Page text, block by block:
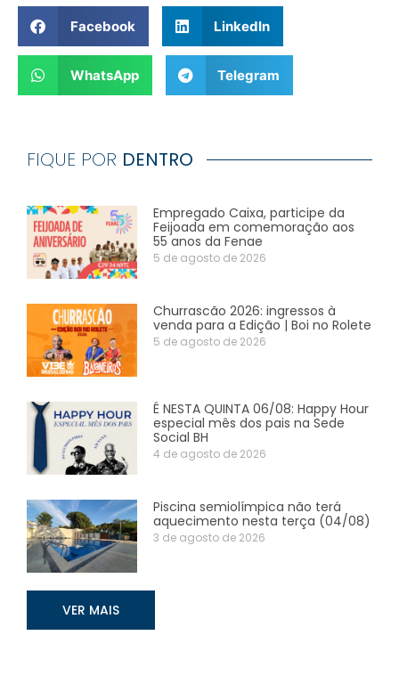
Facebook LinkedIn
WhatsApp Telegram
FIQUE POR DENTRO
Empregado Caixa, participe da
Feijoada em comemoração aos
55 anos da Fenae
5 de agosto de 2026
Churrascão 2026: ingressos à
venda para a Edição | Boi no Rolete
5 de agosto de 2026
É NESTA QUINTA 06/08: Happy Hour
especial mês dos pais na Sede
Social BH
4 de agosto de 2026
Piscina semiolímpica não terá
aquecimento nesta terça (04/08)
3 de agosto de 2026
VER MAIS